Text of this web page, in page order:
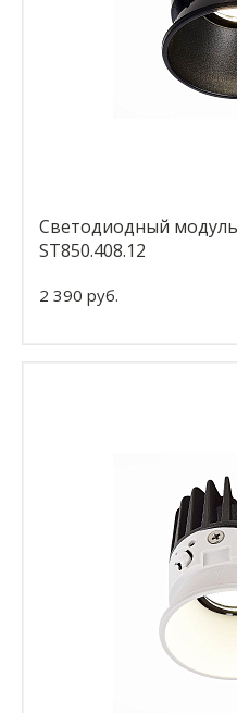
Светодиодный
ST850.408.12
2 390 руб.